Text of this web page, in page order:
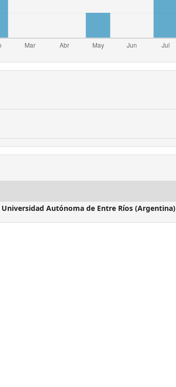
Universidad Autónoma de Entre Ríos (Argentina)